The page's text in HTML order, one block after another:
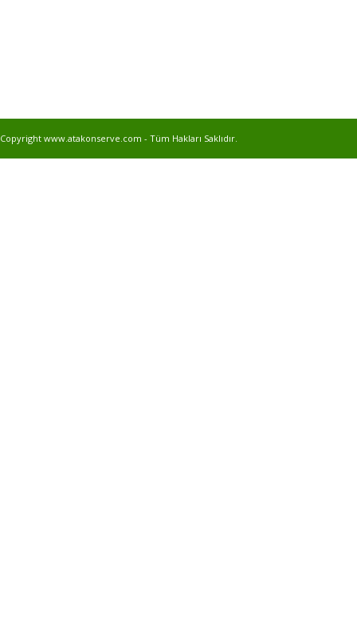
Copyright www.atakonserve.com - Tüm Hakları Saklıdır.